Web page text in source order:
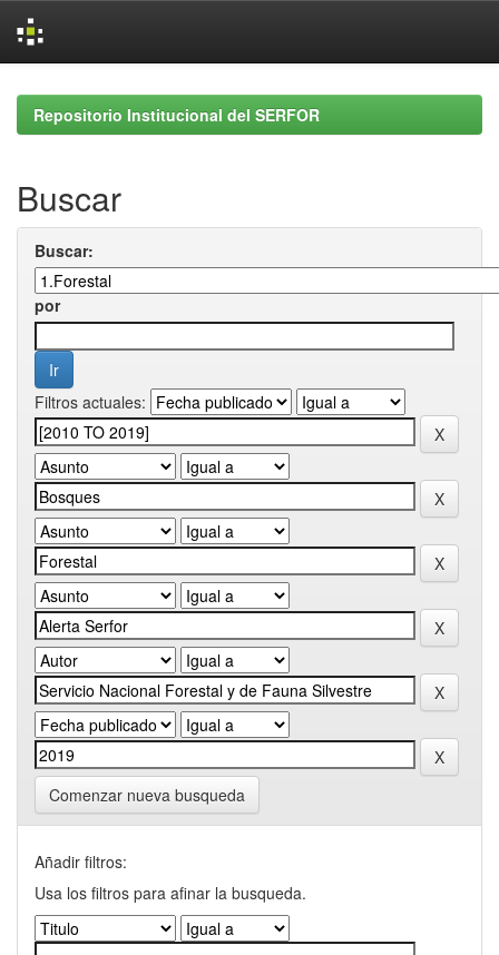
navigationRepositorio Institucional del SERFOR
Buscar
Buscar:
por
Filtros actuales:
Comenzar nueva busqueda
Añadir filtros:
Usa los filtros para afinar la busqueda.